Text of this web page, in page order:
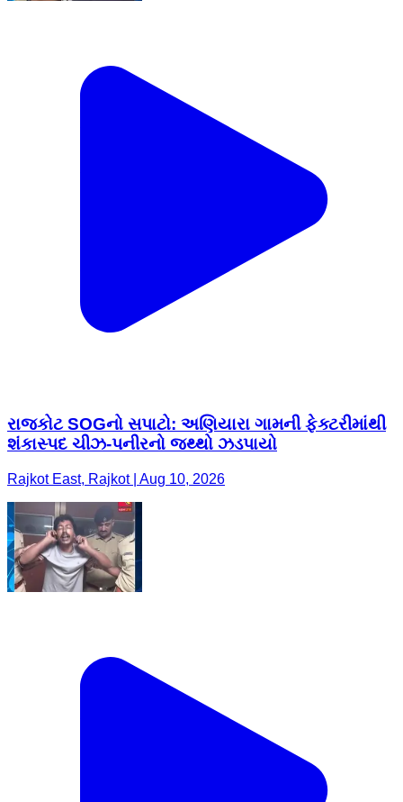
રાજકોટ SOGનો સપાટો: અણિયારા ગામની ફેક્ટરીમાંથી
શંકાસ્પદ ચીઝ-પનીરનો જથ્થો ઝડપાયો
Rajkot East, Rajkot | Aug 10, 2026